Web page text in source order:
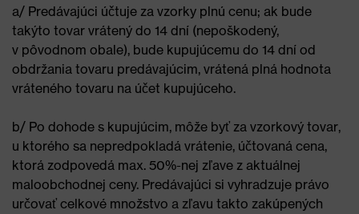
a/ Predávajúci účtuje za vzorky plnú cenu; ak bude
takýto tovar vrátený do 14 dní (nepoškodený,
v pôvodnom obale), bude kupujúcemu do 14 dní od
obdržania tovaru predávajúcim, vrátená plná hodnota
vráteného tovaru na účet kupujúceho.
b/ Po dohode s kupujúcim, môže byť za vzorkový tovar,
u ktorého sa nepredpokladá vrátenie, účtovaná cena,
ktorá zodpovedá max. 50%-nej zľave z aktuálnej
maloobchodnej ceny. Predávajúci si vyhradzuje právo
určovať celkové množstvo a zľavu takto zakúpených